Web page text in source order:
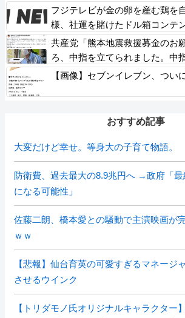
くわけ」
フジテレビが金の卵を産む鶏を
様、社運を賭けたドル箱コンテ
ってしまい……
共産党「熊本地震救援募金のお
ろ、中指を立てられました。中
り、危うく怪我をするところで
【画像】セブンイレブン、つい
おすすめ記事
大変だけど幸せ。等身大の子育て物語。
防衛費、過去最大の8.9兆円へ →政府「最
になる可能性」
佐藤二朗、橋本愛との騒動で主演映画が
ｗｗ
【悲報】仙台育英の可愛すぎるマネージ
させるウインク
【トリダモノ氏オリジナルキャラクター